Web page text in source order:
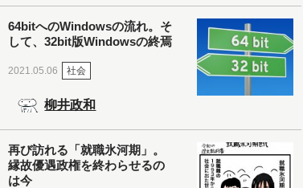
64bitへのWindowsの流れ。そ
して、32bit版Windowsの終焉
2021.05.06 社会
柳井政和
再び訪れる「就職氷河期」。
縁故優遇政権を終わらせるの
は今